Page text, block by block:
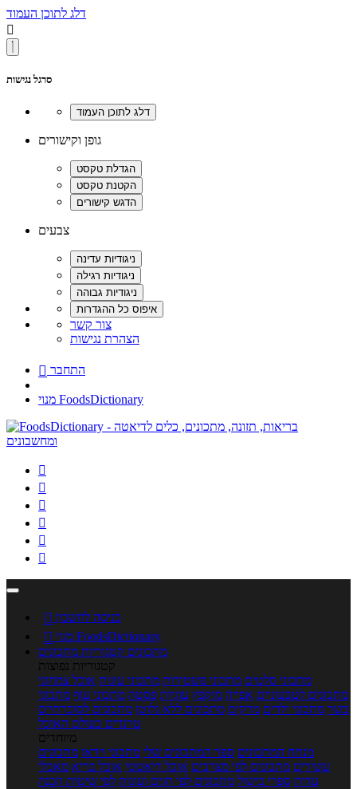
דלג לתוכן העמוד

סרגל נגישות
גופן וקישורים
צבעים
צור קשר
הצהרת נגישות
 התחבר
מנוי FoodsDictionary






 כניסה לחשבון

מנוי FoodsDictionary
מתכונים קטגוריות מתכונים
קטגוריות נפוצות
מתכוני סלטים מתכוני פשטידות מתכוני עוגות אוכל צמחוני
מתכונים לטבעוניים אפייה מוקפץ עוגיות פסטה מתכוני עוף מתכוני
בשר מתכוני ילדים מרקים מתכונים ללא גלוטן מתכונים לסוכרתיים
טרנדים בעולם האוכל
מיוחדים
מנתח המתכונים ספר המתכונים שלי מתכוני וידאו מתכונים
עשירים מתכונים לפי מצרכים אוכל דיאטטי אוכל בריא מאכלי
עדות ספרי בישול מתכונים לפי חגים ועונות לפי שיטות הכנה